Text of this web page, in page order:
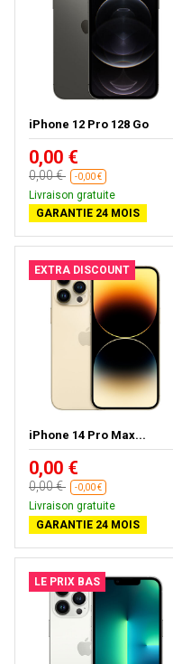
iPhone 12 Pro 128 Go
0,00 €
0,00 € -0,00 €
Livraison gratuite
GARANTIE 24 MOIS
EXTRA DISCOUNT
iPhone 14 Pro Max...
0,00 €
0,00 € -0,00 €
Livraison gratuite
GARANTIE 24 MOIS
LE PRIX BAS